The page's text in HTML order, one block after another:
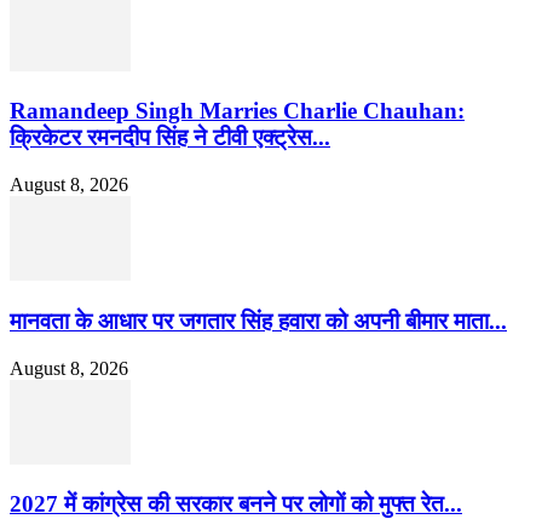
Ramandeep Singh Marries Charlie Chauhan:
क्रिकेटर रमनदीप सिंह ने टीवी एक्ट्रेस...
August 8, 2026
मानवता के आधार पर जगतार सिंह हवारा को अपनी बीमार माता...
August 8, 2026
2027 में कांग्रेस की सरकार बनने पर लोगों को मुफ्त रेत...